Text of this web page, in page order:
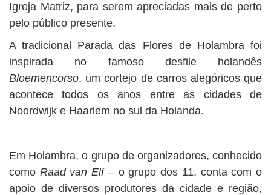
Igreja Matriz, para serem apreciadas mais de perto
pelo público presente.
A tradicional Parada das Flores de Holambra foi
inspirada no famoso desfile holandês
Bloemencorso, um cortejo de carros alegóricos que
acontece todos os anos entre as cidades de
Noordwijk e Haarlem no sul da Holanda.
Em Holambra, o grupo de organizadores, conhecido
como Raad van Elf– o grupo dos 11, conta com o
apoio de diversos produtores da cidade e região,